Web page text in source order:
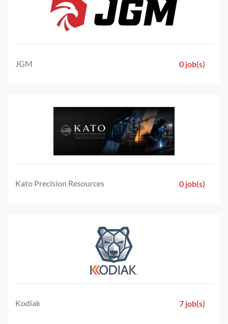
JGM 0 job(s)
Kato Precision Resources 0 job(s)
Kodiak 7 job(s)